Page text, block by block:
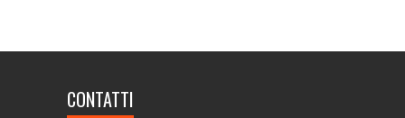
CONTATTI